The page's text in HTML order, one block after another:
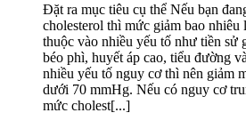
Đặt ra mục tiêu cụ thể Nếu bạn
cholesterol thì mức giảm bao
thuộc vào nhiều yếu tố như tiền sử
béo phì, huyết áp cao, tiểu đường
nhiều yếu tố nguy cơ thì nên giảm
dưới 70 mmHg. Nếu có nguy cơ
mức cholest[...]